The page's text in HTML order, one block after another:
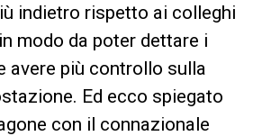
indietro rispetto ai colleghi
modo da poter dettare i
avere più controllo sulla
Ed ecco spiegato
con il connazionale